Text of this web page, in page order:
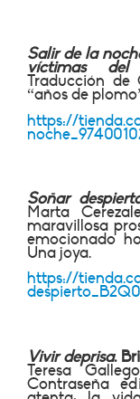
Salir de la
víctimas del
Traducción
“años de
https://
Soñar
Marta
maravillosa
emocionado
Una joya.
https://
Vivir deprisa.
Teresa
Contraseña